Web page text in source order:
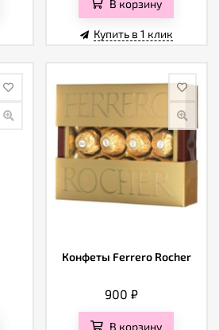
В корзину
Купить в 1 клик
Конфеты Ferrero Rocher
900₽
В корзину